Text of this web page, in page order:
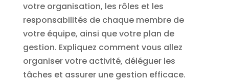
votre organisation, les rôles et les
responsabilités de chaque membre de
votre équipe, ainsi que votre plan de
gestion. Expliquez comment vous allez
organiser votre activité, déléguer les
tâches et assurer une gestion efficace.